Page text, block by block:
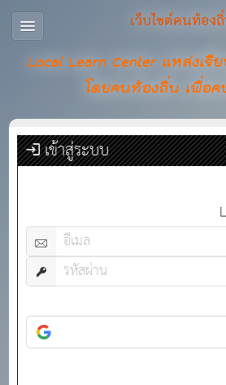
เว็บไซต์คนท้อง
Local Learn Center แหล่งเ
โดยคนท้องถิ่น เพื่อ
เข้าสู่ระบบ